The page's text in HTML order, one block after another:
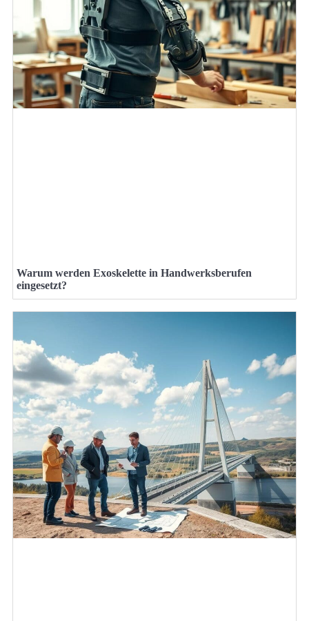
Warum werden Exoskelette in Handwerksberufen
eingesetzt?